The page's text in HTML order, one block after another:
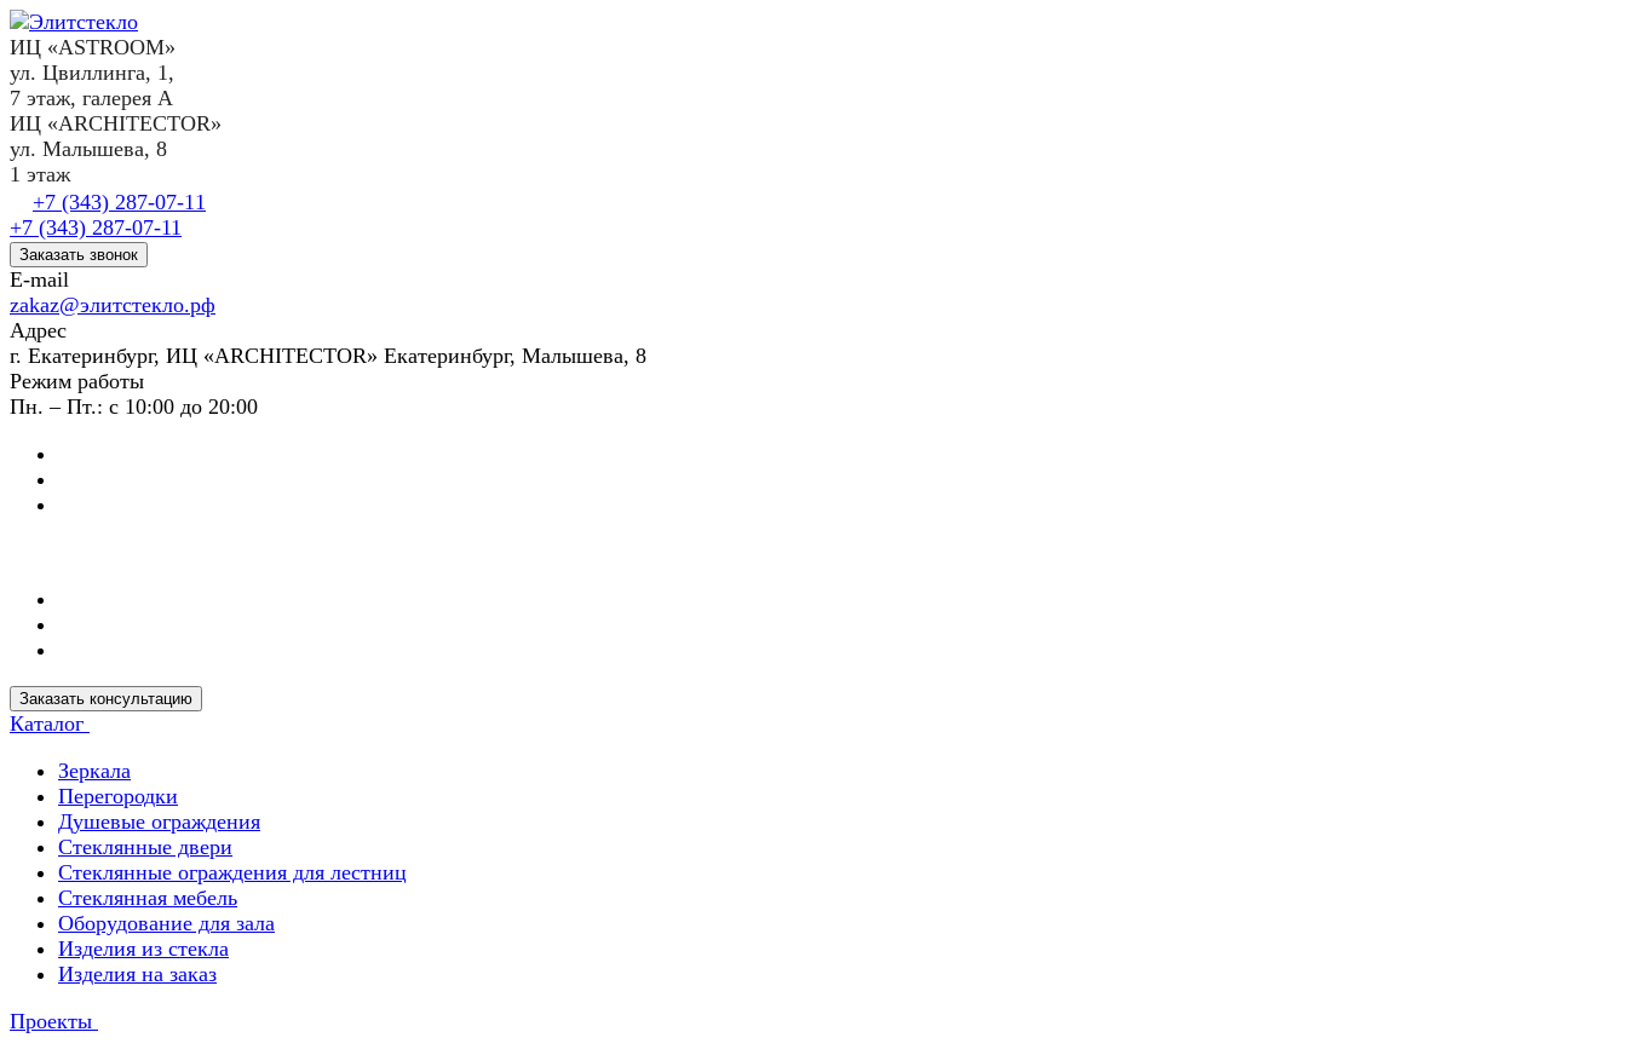
ИЦ «ASTROOM»
ул. Цвиллинга, 1,
7 этаж, галерея А
ИЦ «ARCHITECTOR»
ул. Малышева, 8
1 этаж
+7 (343) 287-07-11
+7 (343) 287-07-11
Заказать звонок
E-mail
zakaz@элитстекло.рф
Адрес
г. Екатеринбург, ИЦ «ARCHITECTOR» Екатеринбург, Малышева, 8
Режим работы
Пн. – Пт.: с 10:00 до 20:00
Заказать консультацию
Каталог
Зеркала
Перегородки
Душевые ограждения
Стеклянные двери
Стеклянные ограждения для лестниц
Стеклянная мебель
Оборудование для зала
Изделия из стекла
Изделия на заказ
Проекты